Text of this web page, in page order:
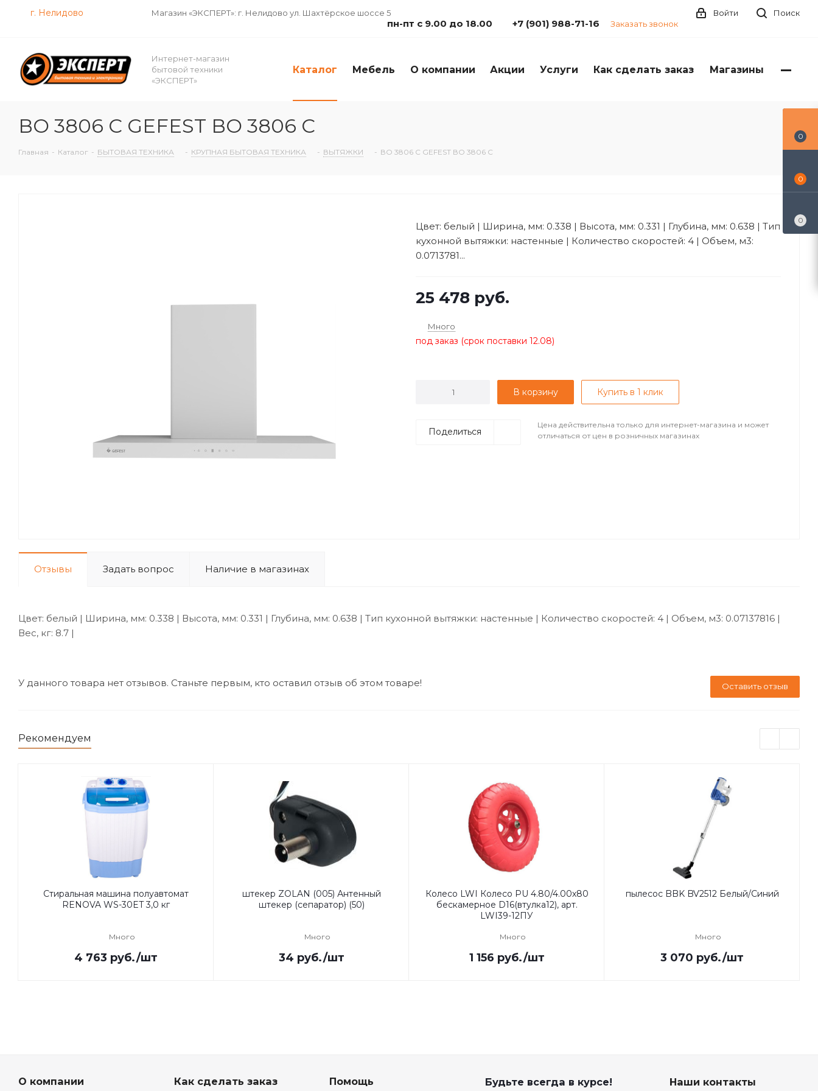
г. Нелидово Магазин «ЭКСПЕРТ»: г. Нелидово ул. Шахтёрское шоссе 5 Поиск
Войти
пн-пт с 9.00 до 18.00 +7 (901) 988-71-16 Заказать звонок
Интернет-магазин
бытовой техники
«ЭКСПЕРТ»
Каталог Мебель О компании Акции Услуги Как сделать заказ Магазины
ВО 3806 С GEFEST ВО 3806 С
Главная - Каталог - БЫТОВАЯ ТЕХНИКА - КРУПНАЯ БЫТОВАЯ ТЕХНИКА - ВЫТЯЖКИ - ВО 3806 С GEFEST ВО 3806 С
Цвет: белый | Ширина, мм: 0.338 | Высота, мм: 0.331 | Глубина, мм: 0.638 | Тип
кухонной вытяжки: настенные | Количество скоростей: 4 | Объем, м3:
0.0713781...
25 478 руб.
Много
под заказ (срок поставки 12.08)
В корзину Купить в 1 клик
Поделиться
Цена действительна только для интернет-магазина и может
отличаться от цен в розничных магазинах
Отзывы Задать вопрос Наличие в магазинах
Цвет: белый | Ширина, мм: 0.338 | Высота, мм: 0.331 | Глубина, мм: 0.638 | Тип кухонной вытяжки: настенные | Количество скоростей: 4 | Объем, м3: 0.07137816 |
Вес, кг: 8.7 |
Оставить отзыв
У данного товара нет отзывов. Станьте первым, кто оставил отзыв об этом товаре!
Рекомендуем
Стиральная машина полуавтомат
RENOVA WS-30ET 3,0 кг
Много
4 763 руб./шт
штекер ZOLAN (005) Антенный
штекер (сепаратор) (50)
Много
34 руб./шт
Колесо LWI Колесо PU 4.80/4.00х80
бескамерное D16(втулка12), арт.
LWI39-12ПУ
Много
1 156 руб./шт
пылесос BBK BV2512 Белый/Синий
Много
3 070 руб./шт
О компании Как сделать заказ Помощь Будьте всегда в курсе! Наши контакты
0
0
0